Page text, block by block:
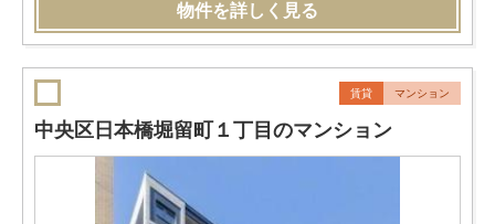
物件を詳しく見る
賃貸 マンション
中央区日本橋堀留町１丁目のマンション